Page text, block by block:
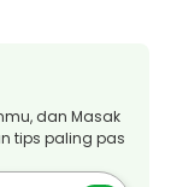
dan Masak
tips paling pas